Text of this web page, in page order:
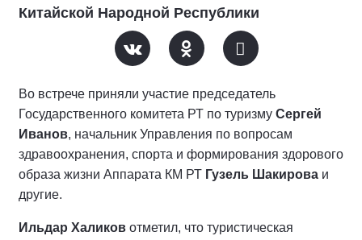
Китайской Народной Республики
Во встрече приняли участие председатель
Государственного комитета РТ по туризму Сергей
Иванов, начальник Управления по вопросам
здравоохранения, спорта и формирования здорового
образа жизни Аппарата КМ РТ Гузель Шакирова и
другие.
Ильдар Халиков отметил, что туристическая